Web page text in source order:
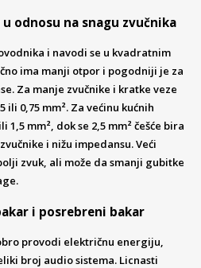
odnosu na snagu zvučnika
i navodi se u kvadratnim
ima manji otpor i pogodniji je za
Za manje zvučnike i kratke veze
ili 0,75 mm². Za većinu kućnih
mm², dok se 2,5 mm² češće bira
i nižu impedansu. Veći
zvuk, ali može da smanji gubitke
i posrebreni bakar
provodi električnu energiju,
broj audio sistema. Licnasti